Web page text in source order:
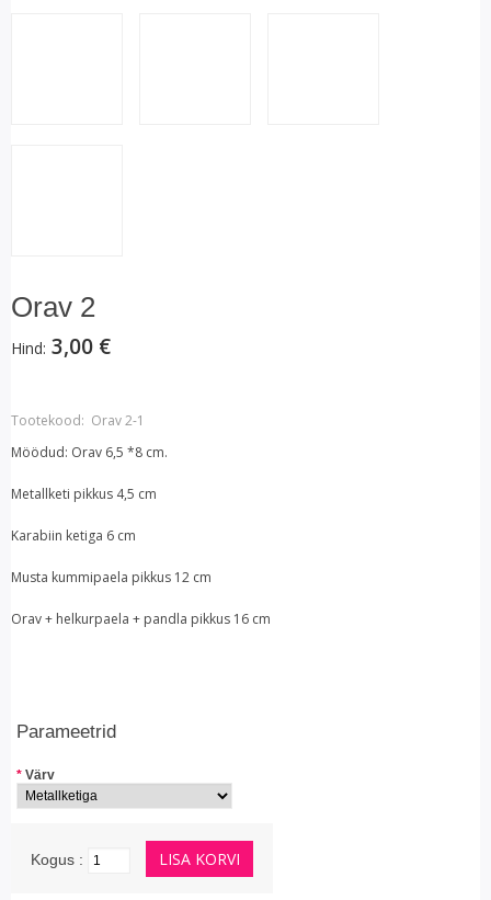
Orav 2
Hind: 3,00 €
Tootekood: Orav 2-1
Möödud: Orav 6,5 *8 cm.
Metallketi pikkus 4,5 cm
Karabiin ketiga 6 cm
Musta kummipaela pikkus 12 cm
Orav + helkurpaela + pandla pikkus 16 cm
Parameetrid
* Värv
Kogus :